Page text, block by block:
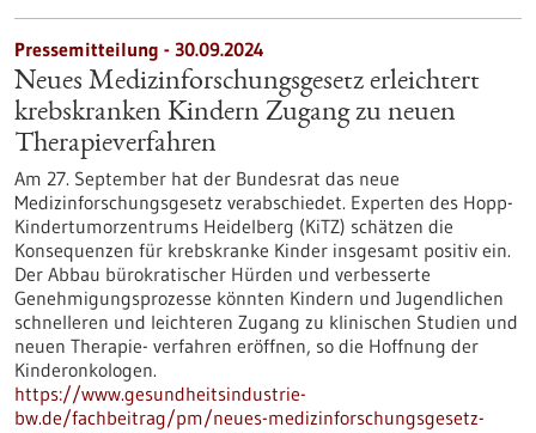
Pressemitteilung - 30.09.2024
Neues Medizinforschungsgesetz erleichtert
krebskranken Kindern Zugang zu neuen
Therapieverfahren
Am 27. September hat der Bundesrat das neue
Medizinforschungsgesetz verabschiedet. Experten des Hopp-
Kindertumorzentrums Heidelberg (KiTZ) schätzen die
Konsequenzen für krebskranke Kinder insgesamt positiv ein.
Der Abbau bürokratischer Hürden und verbesserte
Genehmigungsprozesse könnten Kindern und Jugendlichen
schnelleren und leichteren Zugang zu klinischen Studien und
neuen Therapie- verfahren eröffnen, so die Hoffnung der
Kinderonkologen.
https://www.gesundheitsindustrie-
bw.de/fachbeitrag/pm/neues-medizinforschungsgesetz-